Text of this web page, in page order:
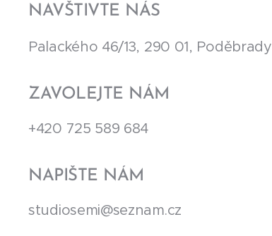
NAVŠTIVTE NÁS
Palackého 46/13, 290 01, Poděbrady
ZAVOLEJTE NÁM
+420 725 589 684
NAPIŠTE NÁM
studiosemi@seznam.cz